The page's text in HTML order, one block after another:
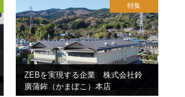
特集
ZEBを実現する企業 株式会社鈴
廣蒲鉾（かまぼこ）本店